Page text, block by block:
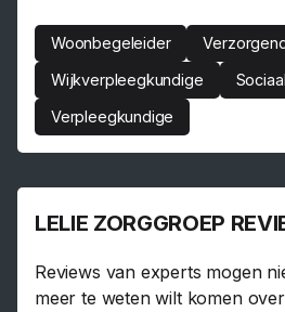
Woonbegeleider
Wijkverpleegkundige
Verpleegkundige
LELIE ZORGGROEP
Reviews van experts mogen
meer te weten wilt komen